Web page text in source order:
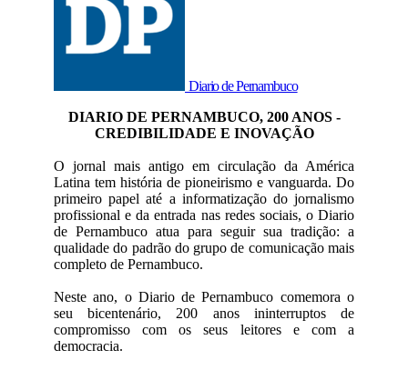
Diario de Pernambuco
DIARIO DE PERNAMBUCO, 200 ANOS -
CREDIBILIDADE E INOVAÇÃO
O jornal mais antigo em circulação da América
Latina tem história de pioneirismo e vanguarda. Do
primeiro papel até a informatização do jornalismo
profissional e da entrada nas redes sociais, o Diario
de Pernambuco atua para seguir sua tradição: a
qualidade do padrão do grupo de comunicação mais
completo de Pernambuco.
Neste ano, o Diario de Pernambuco comemora o
seu bicentenário, 200 anos ininterruptos de
compromisso com os seus leitores e com a
democracia.